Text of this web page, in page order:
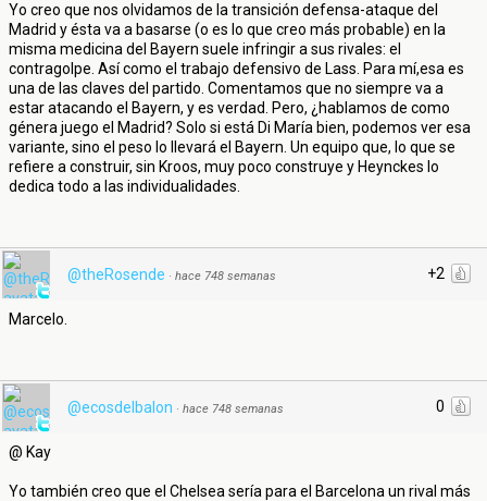
Yo creo que nos olvidamos de la transición defensa-ataque del
Madrid y ésta va a basarse (o es lo que creo más probable) en la
misma medicina del Bayern suele infringir a sus rivales: el
contragolpe. Así como el trabajo defensivo de Lass. Para mí,esa es
una de las claves del partido. Comentamos que no siempre va a
estar atacando el Bayern, y es verdad. Pero, ¿hablamos de como
génera juego el Madrid? Solo si está Di María bien, podemos ver esa
variante, sino el peso lo llevará el Bayern. Un equipo que, lo que se
refiere a construir, sin Kroos, muy poco construye y Heynckes lo
dedica todo a las individualidades.
+2
@theRosende · hace 748 semanas
Marcelo.
0
@ecosdelbalon · hace 748 semanas
@ Kay
Yo también creo que el Chelsea sería para el Barcelona un rival más